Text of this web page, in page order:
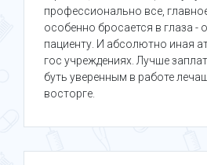
профессионально все,
особенно бросается в глаза -
пациенту. И абсолютно иная
гос учреждениях. Лучше
буть уверенным в работе
восторге.